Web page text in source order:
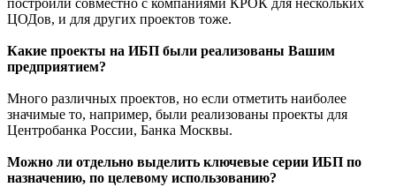
построили совместно с компаниями КРОК для нескольких
ЦОДов, и для других проектов тоже.
Какие проекты на ИБП были реализованы Вашим
предприятием?
Много различных проектов, но если отметить наиболее
значимые то, например, были реализованы проекты для
Центробанка России, Банка Москвы.
Можно ли отдельно выделить ключевые серии ИБП по
назначению, по целевому использованию?